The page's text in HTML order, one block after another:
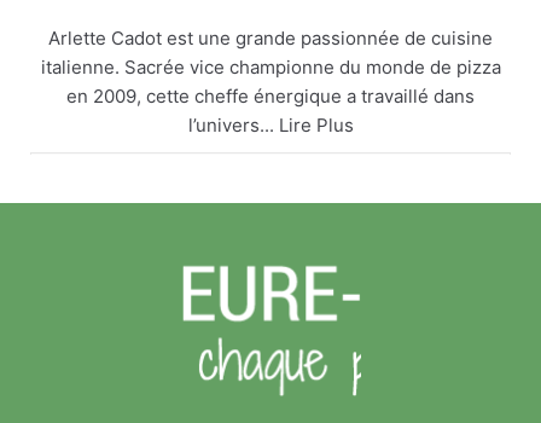
Arlette Cadot est une grande passionnée de cuisine
italienne. Sacrée vice championne du monde de pizza
en 2009, cette cheffe énergique a travaillé dans
l’univers... Lire Plus
meilleure-pizza.com
pizza en 2009, cette cheffe énergique a travaillé
dans l’univers... Lire Plus
Partager